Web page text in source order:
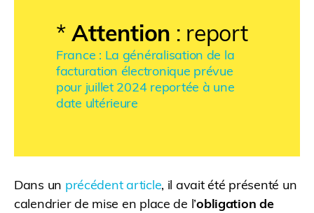
*Attention : report
France : La généralisation de la
facturation électronique prévue
pour juillet 2024 reportée à une
date ultérieure
Dans un précédent article, il avait été présenté un
calendrier de mise en place de l’obligation de